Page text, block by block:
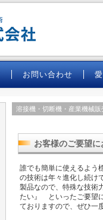
お問い合わせ
溶接機・切断機・産業機械
お客様のご要望
誰でも簡単に使えるよう
の技術は年々進化し続け
製品なので、特殊な技術
たい』 といったご要望
ておりますので、ぜひ一